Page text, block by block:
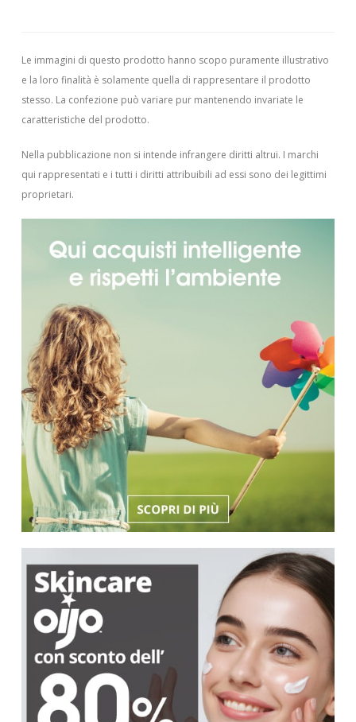
Le immagini di questo prodotto hanno scopo puramente illustrativo
e la loro finalità è solamente quella di rappresentare il prodotto
stesso. La confezione può variare pur mantenendo invariate le
caratteristiche del prodotto.
Nella pubblicazione non si intende infrangere diritti altrui. I marchi
qui rappresentati e i tutti i diritti attribuibili ad essi sono dei legittimi
proprietari.